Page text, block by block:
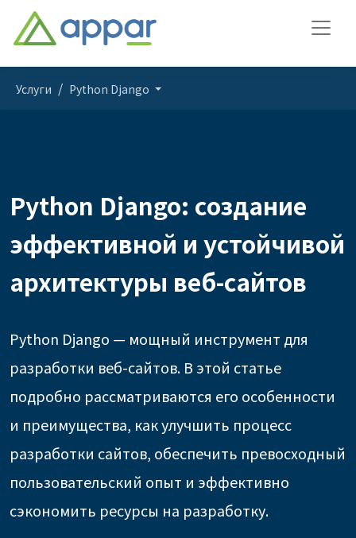
Услуги Python Django
Python Django: создание
эффективной и устойчивой
архитектуры веб-сайтов
Python Django — мощный инструмент для
разработки веб-сайтов. В этой статье
подробно рассматриваются его особенности
и преимущества, как улучшить процесс
разработки сайтов, обеспечить превосходный
пользовательский опыт и эффективно
сэкономить ресурсы на разработку.